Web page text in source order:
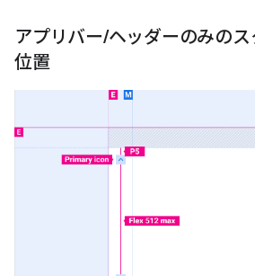
アプリバー/ヘッダーのみの
位置